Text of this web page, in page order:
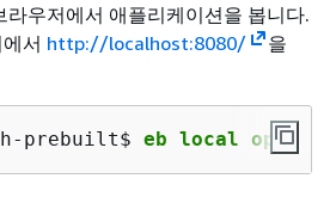
라우저에서 애플리케이션을 봅니다.
서 http://localhost:8080/
을
prebuilt$ eb local open